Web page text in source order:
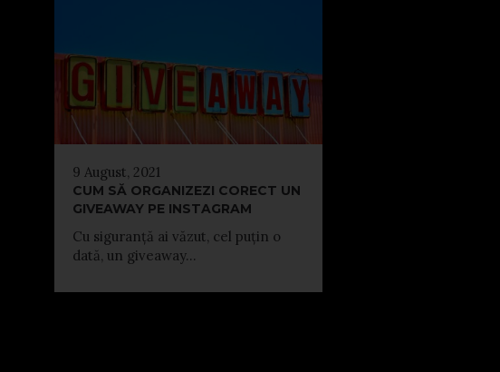
9 August, 2021
CUM SĂ ORGANIZEZI CORECT UN
GIVEAWAY PE INSTAGRAM
Cu siguranță ai văzut, cel puțin o
dată, un giveaway...